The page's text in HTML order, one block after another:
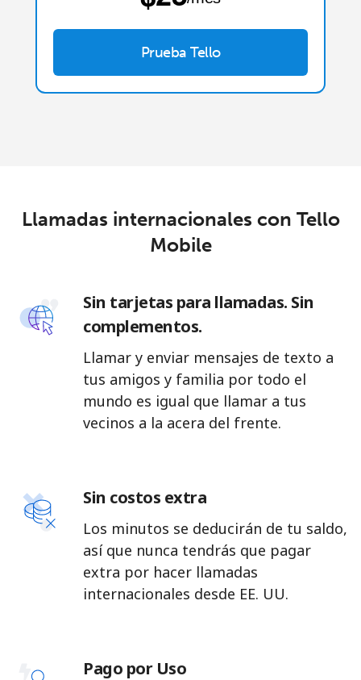
Prueba Tello
Llamadas internacionales con Tello
Mobile
Sin tarjetas para llamadas. Sin
complementos.
Llamar y enviar mensajes de texto a
tus amigos y familia por todo el
mundo es igual que llamar a tus
vecinos a la acera del frente.
Sin costos extra
Los minutos se deducirán de tu saldo,
así que nunca tendrás que pagar
extra por hacer llamadas
internacionales desde EE. UU.
Pago por Uso